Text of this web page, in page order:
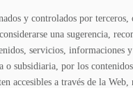
y controlados por terceros,
una sugerencia,
servicios, informaciones y
o subsidiaria, por los
accesibles a través de la Web,